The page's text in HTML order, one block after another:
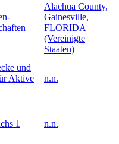
Alachua County,
Gainesville,
FLORIDA
(Vereinigte
Staaten)
und
Aktive
n.n.
1 n.n.